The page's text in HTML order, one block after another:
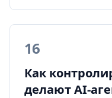
16
Как
делают AI-